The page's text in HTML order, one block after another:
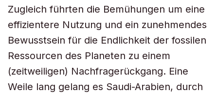
Zugleich führten die Bemühungen um eine
effizientere Nutzung und ein zunehmendes
Bewusstsein für die Endlichkeit der fossilen
Ressourcen des Planeten zu einem
(zeitweiligen) Nachfragerückgang. Eine
Weile lang gelang es Saudi-Arabien, durch